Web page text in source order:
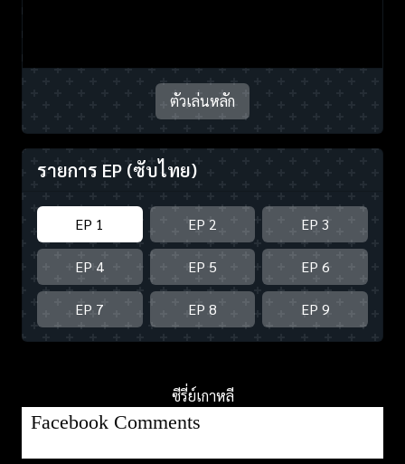
ตัวเล่นหลัก
รายการ EP (ซับไทย)
EP 1 EP 2 EP 3
EP 4 EP 5 EP 6
EP 7 EP 8 EP 9
ซีรี่ย์เกาหลี
Facebook Comments